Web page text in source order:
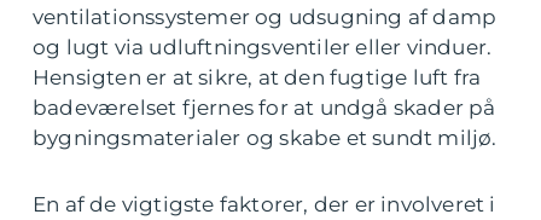
ventilationssystemer og udsugning af damp
og lugt via udluftningsventiler eller vinduer.
Hensigten er at sikre, at den fugtige luft fra
badeværelset fjernes for at undgå skader på
bygningsmaterialer og skabe et sundt miljø.
En af de vigtigste faktorer, der er involveret i